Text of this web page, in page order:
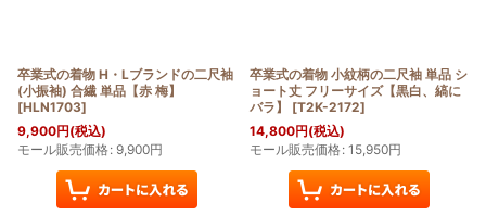
卒業式の着物 H・Lブランドの二尺袖
(小振袖) 合繊 単品【赤 梅】
[HLN1703]
9,900円(税込)
モール販売価格: 9,900円
卒業式の着物 小紋柄の二尺袖 単品 シ
ョート丈 フリーサイズ【黒白、縞に
バラ】
[T2K-2172]
14,800円(税込)
モール販売価格: 15,950円